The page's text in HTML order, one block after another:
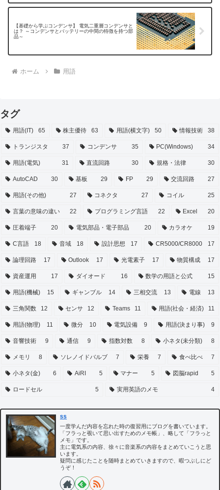
【基礎から学ぶコンデンサ】 電気二重層コンデンサと
は？ ～コンデンサとバッテリーの中間の特徴を持つ部
品～
ホーム 用語
タグ
用語(IT) 65 株主優待 63 用語(横文字) 50 情報技術 38
トランジスタ 37 コンデンサ 35 PC(Windows) 34
用語(電気) 31 直流回路 30 規格・法律 30
AutoCAD 30 基板 29 FP 29 交流回路 27
用語(その他) 27 コネクタ 27 コイル 25
言葉の意味の違い 22 プログラミング言語 22 Excel 20
圧着端子 20 電気部品・電子部品 20 カラオケ 19
C言語 18 音域 18 設計思想 17 CR5000/CR8000 17
論理回路 17 Outlook 17 光電素子 17 物質構成 17
資産運用 17 ダイオード 16 数学の用語と公式 15
用語(機械) 15 ギャンブル 14 三相交流 13 電線 13
三角関数 12 センサ 12 Teams 11 用語(社会・経済) 11
用語(物理) 11 微分 10 電気設備 9 用語(決まり事) 9
音響技術 9 通信 9 指数対数 8 小ネタ(未分類) 8
メモリ 8 ソレノイドバルブ 7 栄養 7 食べ比べ 7
小ネタ(金) 6 AiRI 5 マナー 5 図脳rapid 5
ロードセル 5 実用英語のメモ 4
ss
一度学んだ内容を忘れた時の復習用にブログを書いています。
「フラっと覗いて思い出すためのメモ帳」、略して「フラっと
メモ」です。
主に電気系の内容、徐々に音楽系の内容をまとめていこうと思
います。
疑問に感じたことを随時まとめていきますので、暇つぶしにど
うぞ！